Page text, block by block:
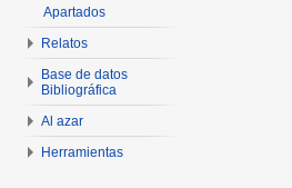
Apartados
Relatos
Base de datos
Bibliográfica
Al azar
Herramientas